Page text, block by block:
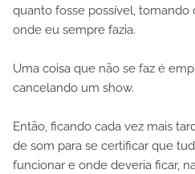
quanto fosse possível, tomando
onde eu sempre fazia.
Uma coisa que não se faz é
cancelando um show.
Então, ficando cada vez mais
de som para se certificar que
funcionar e onde deveria ficar,